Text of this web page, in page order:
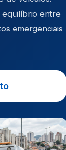
equilíbrio entre
emergenciais